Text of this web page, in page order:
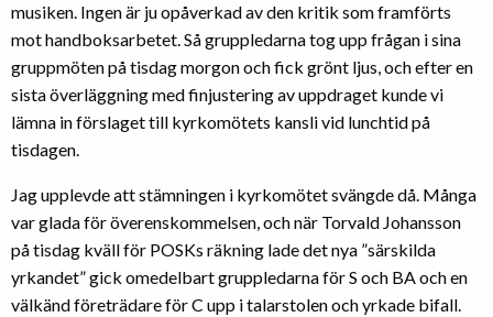
musiken. Ingen är ju opåverkad av den kritik som framförts
mot handboksarbetet. Så gruppledarna tog upp frågan i sina
gruppmöten på tisdag morgon och fick grönt ljus, och efter en
sista överläggning med finjustering av uppdraget kunde vi
lämna in förslaget till kyrkomötets kansli vid lunchtid på
tisdagen.
Jag upplevde att stämningen i kyrkomötet svängde då. Många
var glada för överenskommelsen, och när Torvald Johansson
på tisdag kväll för POSKs räkning lade det nya ”särskilda
yrkandet” gick omedelbart gruppledarna för S och BA och en
välkänd företrädare för C upp i talarstolen och yrkade bifall.